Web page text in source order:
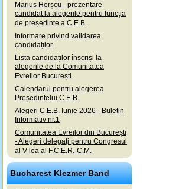
Marius Herșcu - prezentare
candidat la alegerile pentru funcția
de președinte a C.E.B.
Informare privind validarea
candidaților
Lista candidaților înscriși la
alegerile de la Comunitatea
Evreilor București
Calendarul pentru alegerea
Președintelui C.E.B.
Alegeri C.E.B. Iunie 2026 - Buletin
Informativ nr.1
Comunitatea Evreilor din București
- Alegeri delegați pentru Congresul
al V-lea al F.C.E.R.-C.M.
Bucharest Klezmer Band